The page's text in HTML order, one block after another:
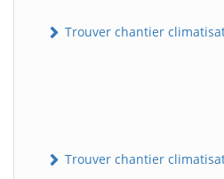
Trouver chantier
Trouver chantier